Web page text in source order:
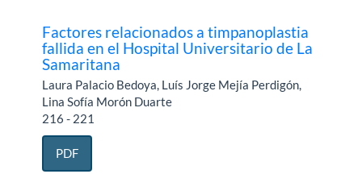
Factores relacionados a timpanoplastia
fallida en el Hospital Universitario de La
Samaritana
Laura Palacio Bedoya, Luís Jorge Mejía Perdigón,
Lina Sofía Morón Duarte
216 - 221
PDF